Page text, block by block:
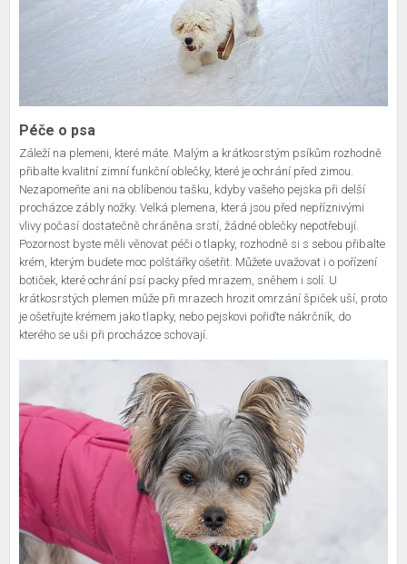
Péče o psa
Záleží na plemeni, které máte. Malým a krátkosrstým psíkům rozhodně
přibalte kvalitní zimní funkční oblečky, které je ochrání před zimou.
Nezapomeňte ani na oblíbenou tašku, kdyby vašeho pejska při delší
procházce zábly nožky. Velká plemena, která jsou před nepříznivými
vlivy počasí dostatečně chráněna srstí, žádné oblečky nepotřebují.
Pozornost byste měli věnovat péči o tlapky, rozhodně si s sebou přibalte
krém, kterým budete moc polštářky ošetřit. Můžete uvažovat i o pořízení
botiček, které ochrání psí packy před mrazem, sněhem i solí. U
krátkosrstých plemen může při mrazech hrozit omrzání špiček uší, proto
je ošetřujte krémem jako tlapky, nebo pejskovi pořiďte nákrčník, do
kterého se uši při procházce schovají.